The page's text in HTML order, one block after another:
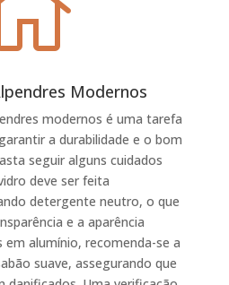
Modernos
modernos é uma tarefa
a durabilidade e o bom
seguir alguns cuidados
deve ser feita
detergente neutro, o que
e a aparência
alumínio, recomenda-se a
suave, assegurando que